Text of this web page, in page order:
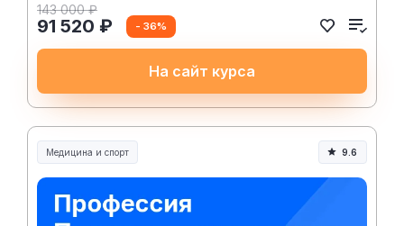
143 000 ₽
91 520 ₽ - 36%
На сайт курса
Медицина и спорт
Медицина, спорт и здоровье
9.6